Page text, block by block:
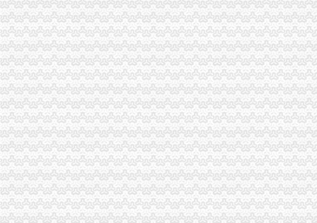
重庆代办埃塞俄比亚签证_重庆埃塞俄比亚签证代办流程378_重庆签证
【58同城】重庆南岸南坪工商注册_公司注册代理_代办注册公司价格
重庆公司变更：申请公司执照免费代办啦-重庆爱问分类
重庆代办营业执照
璧山代账,璧山工商代办,璧山营业执照代办,璧山代帐,重庆曙睿财
重庆助代理注册公司营业执照正规合法便捷高效-商务服务
【重庆公司代办价格慢牛工商代办费用500元】-易龙商务网
重庆公司注册低至300元,验资增资,代办分公司,个体户,进出口
重庆代理记帐|重庆财务公司|重庆文秋财务咨询有限公司|重庆工商代办
南岸区代办营业执照
卓越国虹时代中心写字楼出售,南岸新地标纯办公区现房挑高5.1米
南岸区营业执照代办_志趣网
重庆南岸代办理营业执照代办公司营业执照-益记财务公司_【会计服务
重庆南岸区个体户营业执照办理办个体户_搜问问
重庆南岸区代办公司营业执照_南坪代理公司注册_个体户工商登记_开